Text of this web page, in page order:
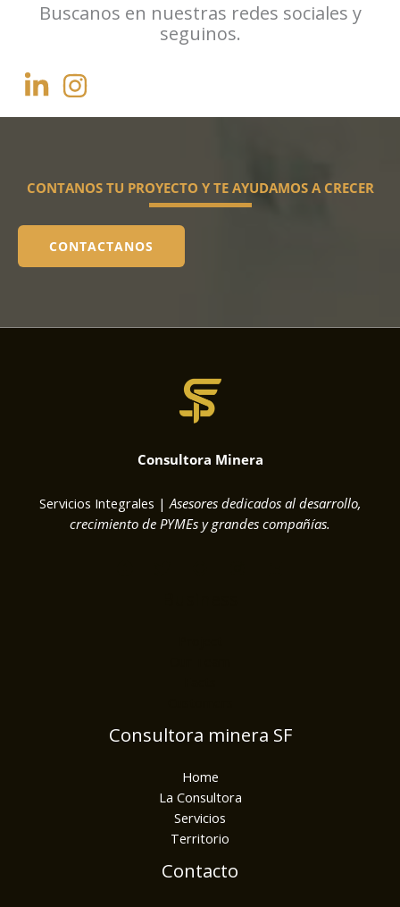
Buscanos en nuestras redes sociales y
seguinos.
CONTANOS TU PROYECTO Y TE AYUDAMOS A CRECER
CONTACTANOS
Consultora Minera
Servicios Integrales | Asesores dedicados al desarrollo,
crecimiento de PYMEs y grandes compañías.
Consultora minera SF
Home
La Consultora
Servicios
Territorio
Contacto